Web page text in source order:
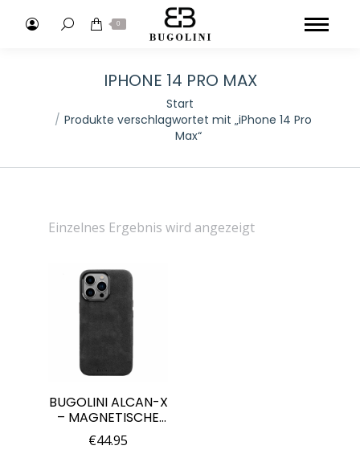
Search: 0
IPHONE 14 PRO MAX
Sie befinden sich hier:Start
Produkte verschlagwortet mit „iPhone 14 Pro
Max“
Einzelnes Ergebnis wird angezeigt
BUGOLINI ALCAN-X
– MAGNETISCHE
ALCANTARA-HÜLLE
FÜR IPHONE 14 PRO
€44.95